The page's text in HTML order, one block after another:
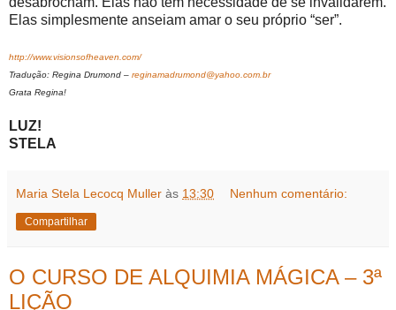
Elas simplesmente anseiam amar o seu próprio “ser”.
http://www.visionsofheaven.com/
Tradução: Regina Drumond – reginamadrumond@yahoo.com.br
Grata Regina!
LUZ!
STELA
Maria Stela Lecocq Muller às 13:30 Nenhum comentário:
Compartilhar
O CURSO DE ALQUIMIA MÁGICA – 3ª
LIÇÃO